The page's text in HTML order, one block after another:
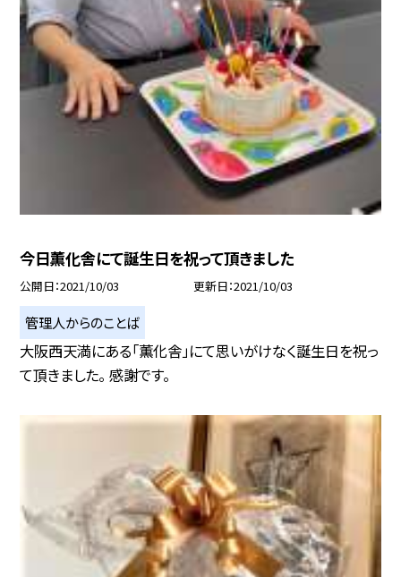
今日薫化舎にて誕生日を祝って頂きました
公開日 2021/10/03 更新日 2021/10/03
管理人からのことば
大阪西天満にある「薫化舎」にて思いがけなく誕生日を祝っ
て頂きました。 感謝です。